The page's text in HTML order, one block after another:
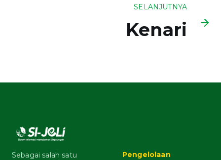
SELANJUTNYA
Kenari
Sebagai salah satu
Pengelolaan